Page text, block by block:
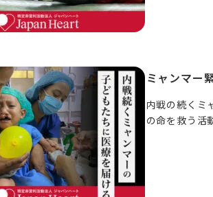
ミャンマー
内戦の続くミ
の命を救う活